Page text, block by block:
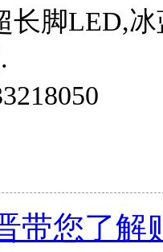
长脚LED,
.
带您了解